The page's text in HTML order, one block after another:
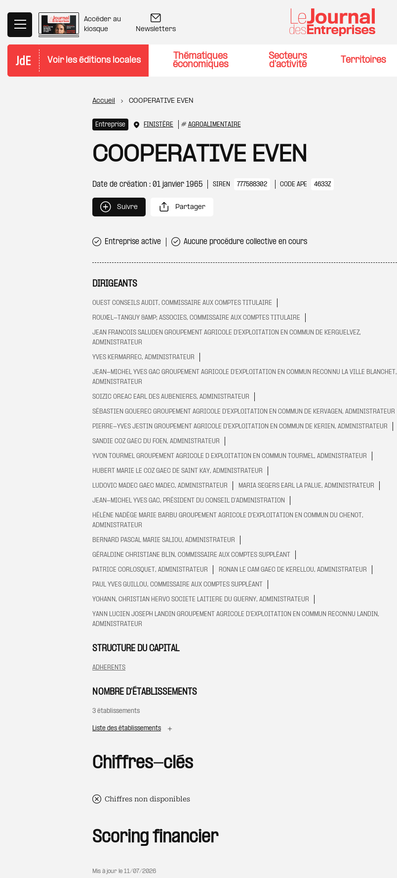
Accéder au
kiosque
Newsletters
Voir les éditions locales
Thématiques
économiques
Secteurs
d'activité
Territoires
Fil d'Ariane
Accueil COOPERATIVE EVEN
Entreprise FINISTÈRE # AGROALIMENTAIRE
COOPERATIVE EVEN
Date de création : 01 janvier 1965 SIREN 777588302 CODE APE 4633Z
Suivre Partager
Entreprise active Aucune procédure collective en cours
DIRIGEANTS
OUEST CONSEILS AUDIT, COMMISSAIRE AUX COMPTES TITULAIRE
ROUXEL-TANGUY &AMP; ASSOCIES, COMMISSAIRE AUX COMPTES TITULAIRE
JEAN FRANCOIS SALUDEN GROUPEMENT AGRICOLE D'EXPLOITATION EN COMMUN DE KERGUELVEZ,
ADMINISTRATEUR
YVES KERMARREC, ADMINISTRATEUR
JEAN-MICHEL YVES GAC GROUPEMENT AGRICOLE D'EXPLOITATION EN COMMUN RECONNU LA VILLE BLANCHET,
ADMINISTRATEUR
SOIZIC OREAC EARL DES AUBENIERES, ADMINISTRATEUR
SÉBASTIEN GOUEREC GROUPEMENT AGRICOLE D'EXPLOITATION EN COMMUN DE KERVAGEN, ADMINISTRATEUR
PIERRE-YVES JESTIN GROUPEMENT AGRICOLE D'EXPLOITATION EN COMMUN DE KERIEN, ADMINISTRATEUR
SANDIE COZ GAEC DU FOEN, ADMINISTRATEUR
YVON TOURMEL GROUPEMENT AGRICOLE D EXPLOITATION EN COMMUN TOURMEL, ADMINISTRATEUR
HUBERT MARIE LE COZ GAEC DE SAINT KAY, ADMINISTRATEUR
LUDOVIC MADEC GAEC MADEC, ADMINISTRATEUR
MARIA SEGERS EARL LA PALUE, ADMINISTRATEUR
JEAN-MICHEL YVES GAC, PRÉSIDENT DU CONSEIL D'ADMINISTRATION
HÉLÈNE NADÈGE MARIE BARBU GROUPEMENT AGRICOLE D'EXPLOITATION EN COMMUN DU CHENOT,
ADMINISTRATEUR
BERNARD PASCAL MARIE SALIOU, ADMINISTRATEUR
GÉRALDINE CHRISTIANE BLIN, COMMISSAIRE AUX COMPTES SUPPLÉANT
PATRICE CORLOSQUET, ADMINISTRATEUR
RONAN LE CAM GAEC DE KERELLOU, ADMINISTRATEUR
PAUL YVES GUILLOU, COMMISSAIRE AUX COMPTES SUPPLÉANT
YOHANN, CHRISTIAN HERVO SOCIETE LAITIERE DU GUERNY, ADMINISTRATEUR
YANN LUCIEN JOSEPH LANDIN GROUPEMENT AGRICOLE D'EXPLOITATION EN COMMUN RECONNU LANDIN,
ADMINISTRATEUR
STRUCTURE DU CAPITAL
ADHERENTS
NOMBRE D'ÉTABLISSEMENTS
3 établissements
Liste des établissements
Chiffres-clés
Chiffres non disponibles
Scoring financier
Mis à jour le 11/07/2026